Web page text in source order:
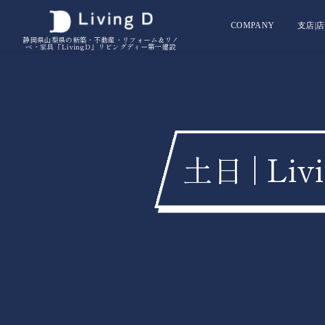
静岡県山梨県の新築・不動産・リフォーム＆リノ
ベ・家具「LivingD」リビングディー第一建設
COMPANY 支店|
土日 |